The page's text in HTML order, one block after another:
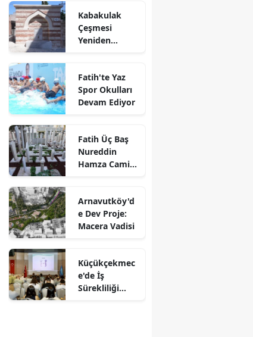
Kabakulak
Çeşmesi
Yeniden
Fatih'te Yaz
Spor Okulları
Devam Ediyor
Fatih Üç Baş
Nureddin
Hamza Camii
Arnavutköy'd
e Dev Proje:
Macera Vadisi
Küçükçekmec
e'de İş
Sürekliliği